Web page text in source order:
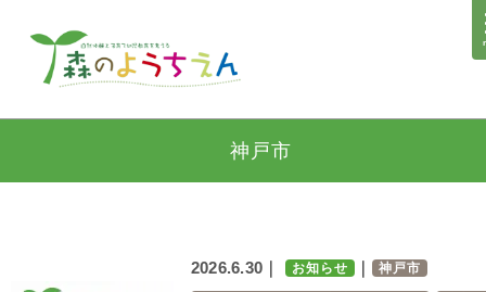
神戸市
2026.6.30｜ お知らせ 神戸市